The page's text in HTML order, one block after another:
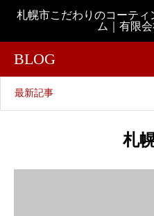
札幌市こだわりのコーテ
ム｜有限
BLOG
最新記事
札